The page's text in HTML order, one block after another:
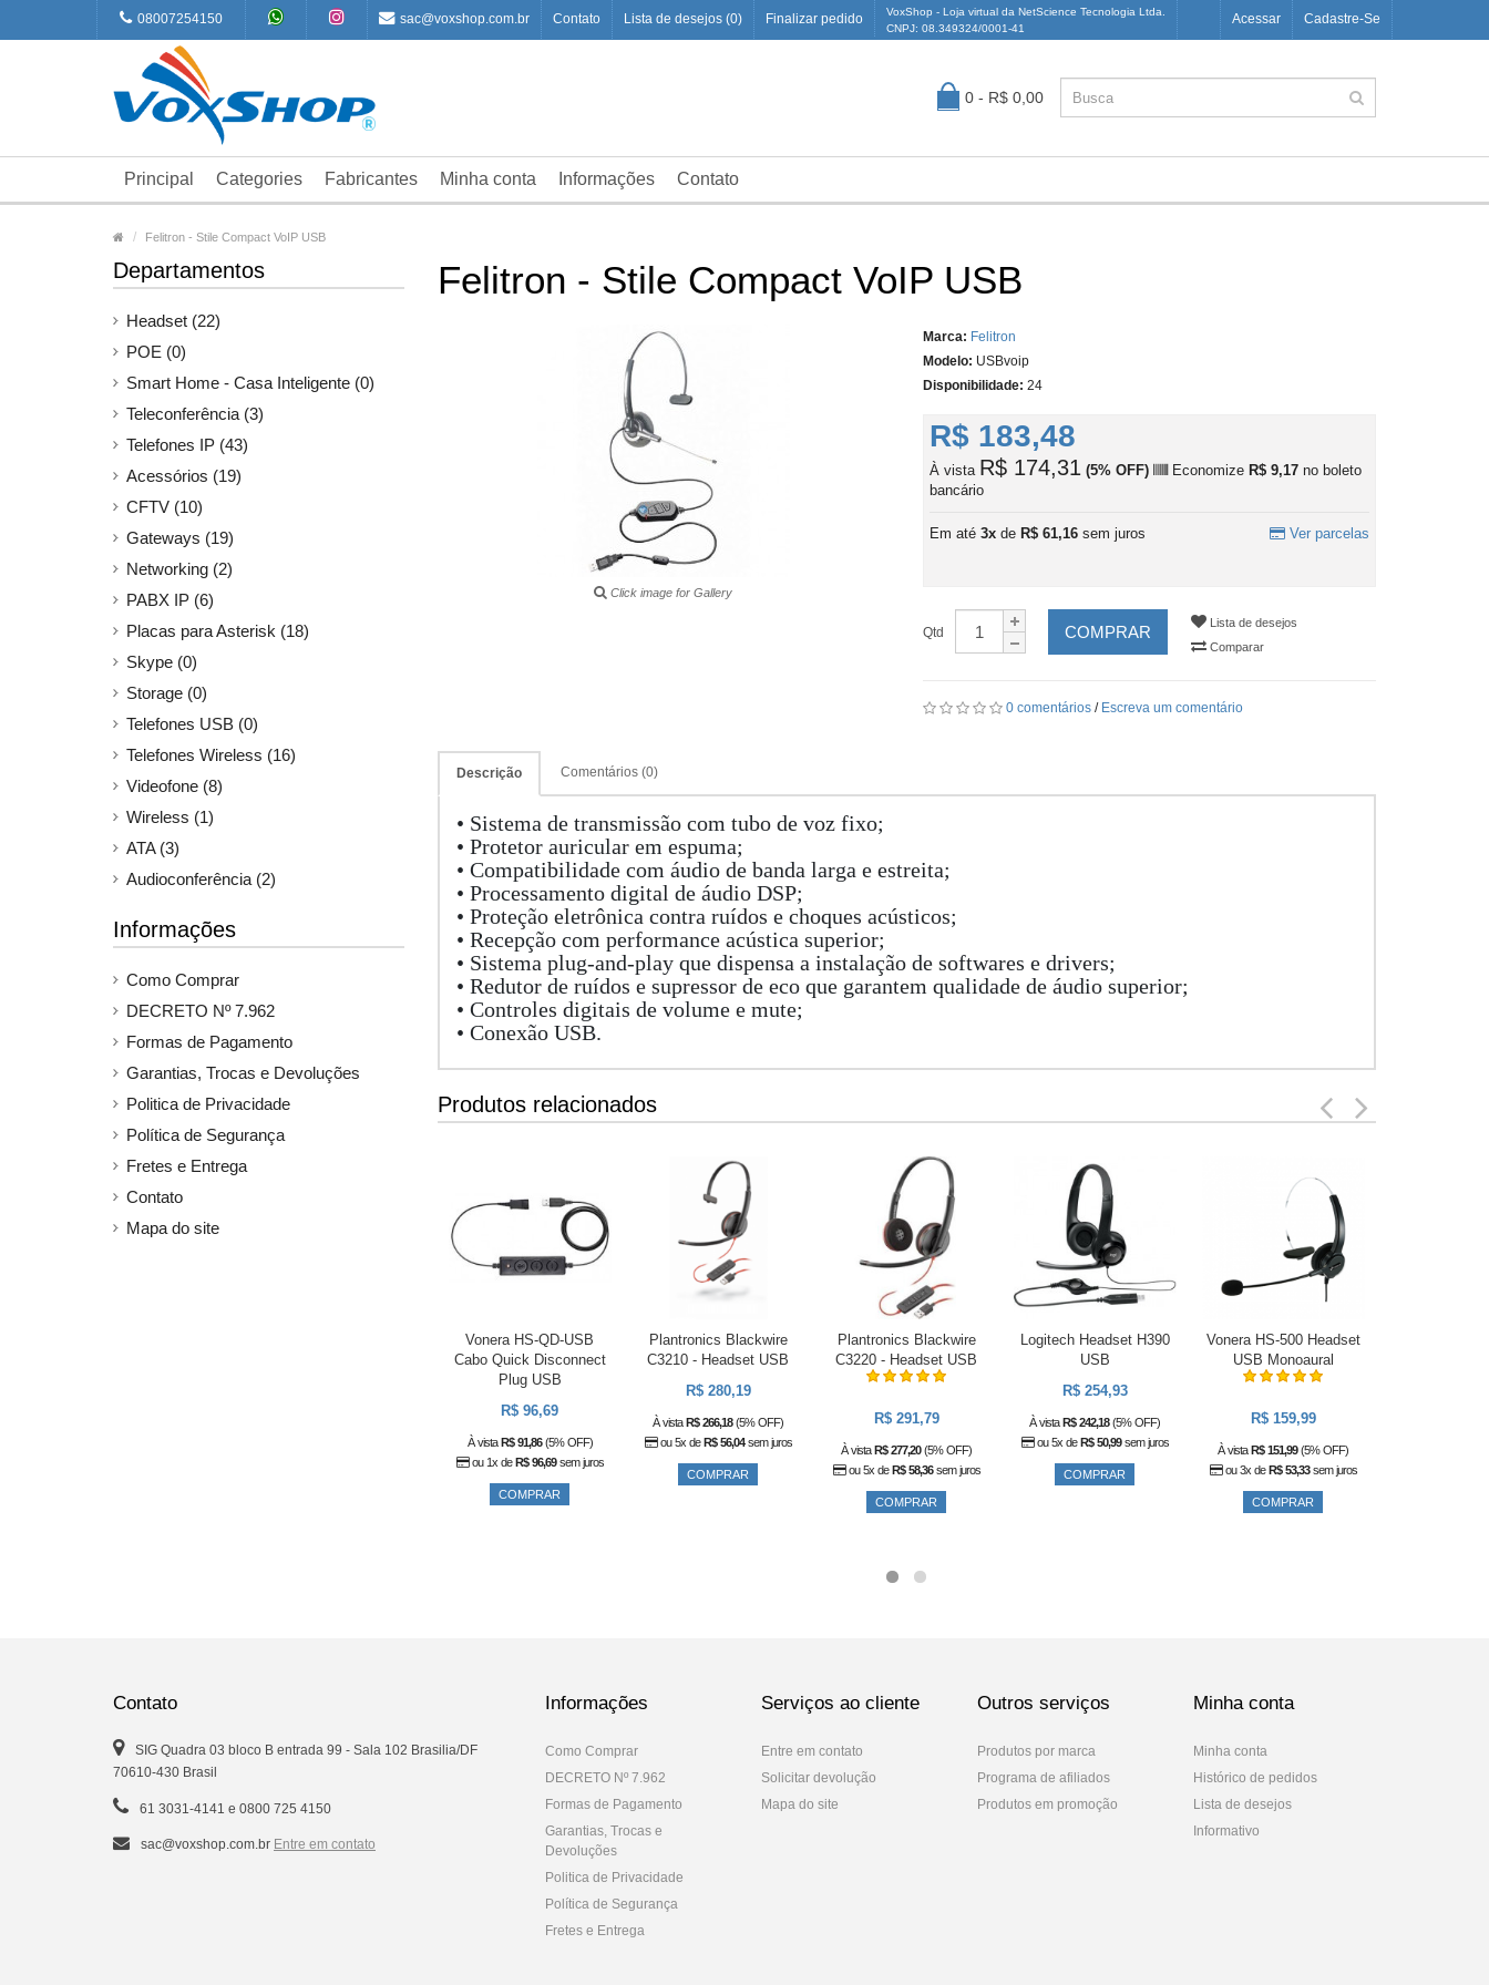
08007254150 sac@voxshop.com.br Contato Lista de desejos (0) Finalizar pedido
VoxShop - Loja virtual da NetScience Tecnologia Ltda.
CNPJ: 08.349324/0001-41
Acessar Cadastre-Se
0 - R$ 0,00
Principal Categories Fabricantes Minha conta Informações Contato
Felitron - Stile Compact VoIP USB
Departamentos
Headset (22)
POE (0)
Smart Home - Casa Inteligente (0)
Teleconferência (3)
Telefones IP (43)
Acessórios (19)
CFTV (10)
Gateways (19)
Networking (2)
PABX IP (6)
Placas para Asterisk (18)
Skype (0)
Storage (0)
Telefones USB (0)
Telefones Wireless (16)
Videofone (8)
Wireless (1)
ATA (3)
Audioconferência (2)
Informações
Como Comprar
DECRETO Nº 7.962
Formas de Pagamento
Garantias, Trocas e Devoluções
Politica de Privacidade
Política de Segurança
Fretes e Entrega
Contato
Mapa do site
Felitron - Stile Compact VoIP USB
Click image for Gallery
Marca: Felitron
Modelo: USBvoip
Disponibilidade: 24
R$ 183,48
À vista R$ 174,31 (5% OFF) Economize R$ 9,17 no boleto
bancário
Em até3x de R$ 61,16 sem juros Ver parcelas
Qtd COMPRAR
Lista de desejos
Comparar
0 comentários / Escreva um comentário
Descrição Comentários (0)
• Sistema de transmissão com tubo de voz fixo;
• Protetor auricular em espuma;
• Compatibilidade com áudio de banda larga e estreita;
• Processamento digital de áudio DSP;
• Proteção eletrônica contra ruídos e choques acústicos;
• Recepção com performance acústica superior;
• Sistema plug-and-play que dispensa a instalação de softwares e drivers;
• Redutor de ruídos e supressor de eco que garantem qualidade de áudio superior;
• Controles digitais de volume e mute;
• Conexão USB.
Produtos relacionados
Vonera HS-QD-USB
Cabo Quick Disconnect
Plug USB
R$ 96,69
À vistaR$ 91,86(5% OFF)
ou 1x deR$ 96,69sem juros
COMPRAR
Plantronics Blackwire
C3210 - Headset USB
R$ 280,19
À vistaR$ 266,18(5% OFF)
ou 5x deR$ 56,04sem juros
COMPRAR
Plantronics Blackwire
C3220 - Headset USB
R$ 291,79
À vistaR$ 277,20(5% OFF)
ou 5x deR$ 58,36sem juros
COMPRAR
Logitech Headset H390
USB
R$ 254,93
À vistaR$ 242,18(5% OFF)
ou 5x deR$ 50,99sem juros
COMPRAR
Vonera HS-500 Headset
USB Monoaural
R$ 159,99
À vistaR$ 151,99(5% OFF)
ou 3x deR$ 53,33sem juros
COMPRAR
Contato
SIG Quadra 03 bloco B entrada 99 - Sala 102 Brasilia/DF
70610-430 Brasil
61 3031-4141 e 0800 725 4150
sac@voxshop.com.br Entre em contato
Informações
Como Comprar
DECRETO Nº 7.962
Formas de Pagamento
Garantias, Trocas e
Devoluções
Politica de Privacidade
Política de Segurança
Fretes e Entrega
Serviços ao cliente
Entre em contato
Solicitar devolução
Mapa do site
Outros serviços
Produtos por marca
Programa de afiliados
Produtos em promoção
Minha conta
Minha conta
Histórico de pedidos
Lista de desejos
Informativo